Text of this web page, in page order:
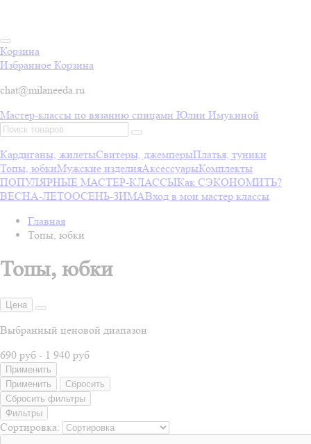
Корзина
Избранное Корзина
chat@milaneeda.ru
Мастер-классы по вязанию спицами Юлии Имукиной
Кардиганы, жилетыСвитеры, джемперыПлатья, туники
Топы, юбкиМужские изделияАксессуарыКомплекты
ПОПУЛЯРНЫЕ МАСТЕР-КЛАССЫКак СЭКОНОМИТЬ?
ВЕСНА-ЛЕТООСЕНЬ-ЗИМАВход в мои мастер классы
Главная
Топы, юбки
Топы, юбки
Цена
Выбранный ценовой диапазон
690 руб - 1 940 руб
Применить
Применить
Сбросить
Сбросить фильтры
Фильтры
Сортировка: